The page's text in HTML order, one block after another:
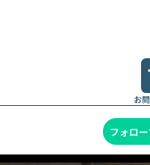
お
フォロ